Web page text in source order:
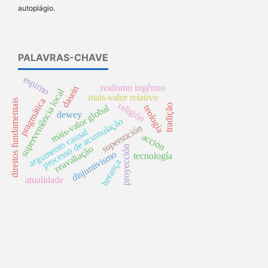
autoplágio.
PALAVRAS-CHAVE
argumento causal superstición
proyección
processo de acumulação
mais-valor global
mais-valor relativo
superveniência local
disjuntivismo
religión
realismo ingênuo
tecnología
dewey teología
direitos fundamentais
espirito dasein
herança
reavaliação
tradição
pragmática
acción
atualidade